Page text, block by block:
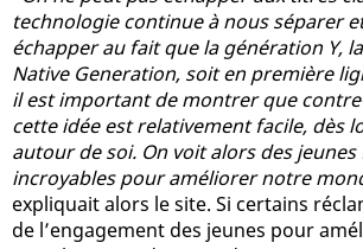
technologie continue à nous séparer
échapper au fait que la génération Y,
Native Generation, soit en première
il est important de montrer que
cette idée est relativement facile, dès
autour de soi. On voit alors des jeunes
incroyables pour améliorer notre
expliquait alors le site. Si certains
de l’engagement des jeunes pour